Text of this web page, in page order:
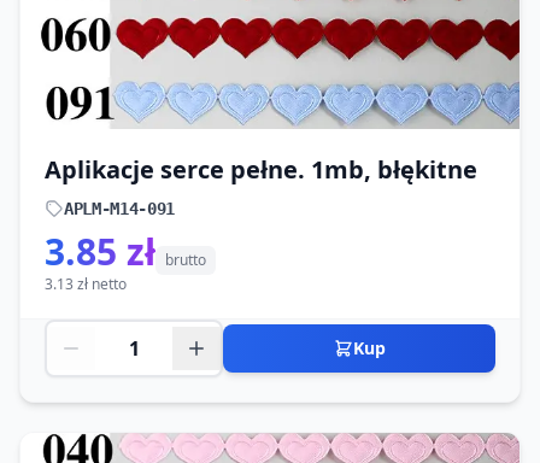
Aplikacje serce pełne. 1mb, błękitne
APLM-M14-091
3.85 zł brutto
3.13 zł netto
Kup